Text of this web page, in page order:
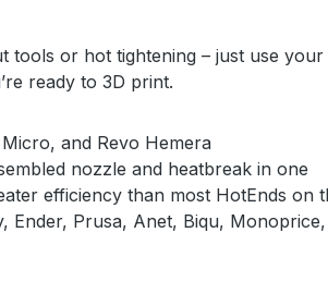
tools or hot tightening – just use
ready to 3D print.
and Revo Hemera
nozzle and heatbreak in one
efficiency than most HotEnds on
Ender, Prusa, Anet, Biqu,